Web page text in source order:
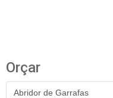
Orçar
Abridor de Garrafas